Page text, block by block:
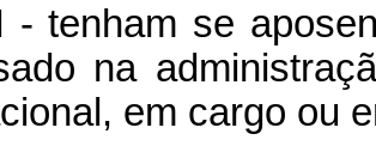
se
na
em cargo ou